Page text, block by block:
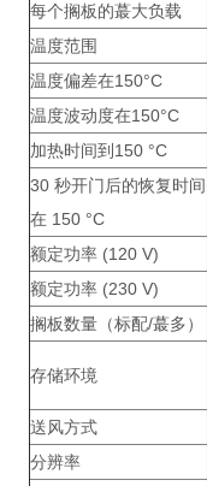
每个搁板的蕞大负载
温度范围
温度偏差在150°C
温度波动度在150°C
加热时间到150 °C
30 秒开门后的恢复时间
在 150 °C
额定功率 (120 V)
额定功率 (230 V)
搁板数量（标配/蕞多）
存储环境
送风方式
分辨率